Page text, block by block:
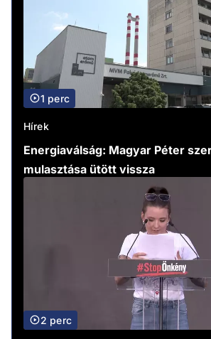
1 perc
Hírek
Energiaválság: Magyar Péter
mulasztása ütött vissza
2 perc